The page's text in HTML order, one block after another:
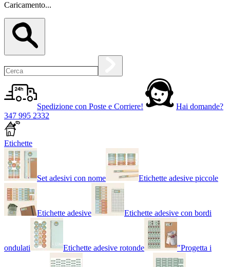
Caricamento...
Spedizione con Poste e Corriere!
Hai domande?
347 995 2332
Etichette
Set adesivi con nome Etichette adesive piccole
Etichette adesive Etichette adesive con bordi
ondulati Etichette adesive rotonde "Progetta i